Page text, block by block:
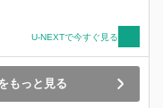
U-NEXTで今すぐ見る
もっと見る